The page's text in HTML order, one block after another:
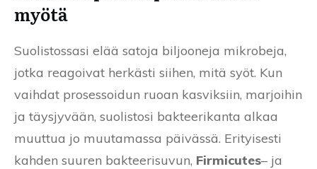
myötä
Suolistossasi elää satoja biljooneja mikrobeja,
jotka reagoivat herkästi siihen, mitä syöt. Kun
vaihdat prosessoidun ruoan kasviksiin, marjoihin
ja täysjyvään, suolistosi bakteerikanta alkaa
muuttua jo muutamassa päivässä. Erityisesti
kahden suuren bakteerisuvun, Firmicutes– ja